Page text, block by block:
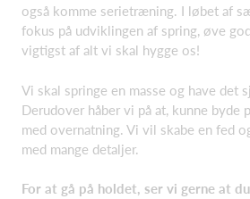
også komme serietræning. I løbet af
fokus på udviklingen af spring, øve
vigtigst af alt vi skal hygge os!
Vi skal springe en masse og have det
Derudover håber vi på at, kunne byde
med overnatning. Vi vil skabe en fed
med mange detaljer.
For at gå på holdet, ser vi gerne at